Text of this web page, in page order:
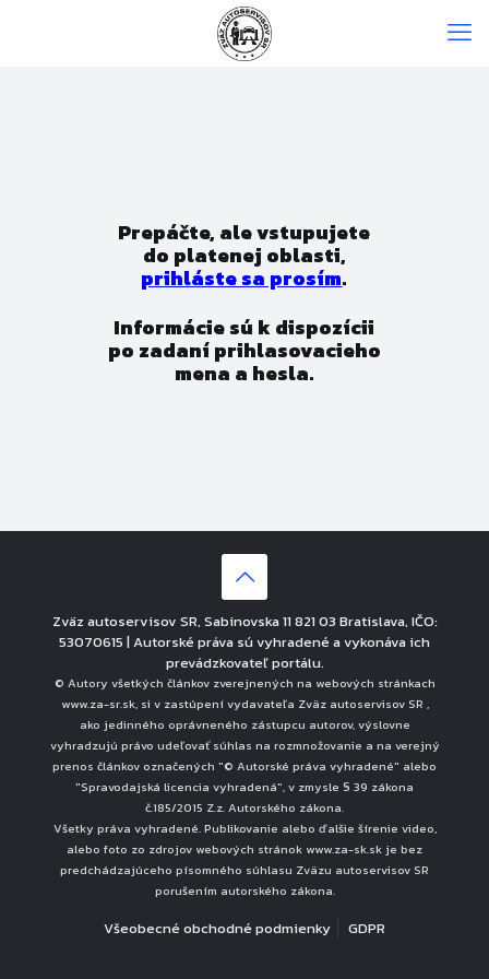
Prepáčte, ale vstupujete
do platenej oblasti,
prihláste sa prosím.
Informácie sú k dispozícii
po zadaní prihlasovacieho
mena a hesla.
Zväz autoservisov SR, Sabinovska 11 821 03 Bratislava, IČO:
53070615 | Autorské práva sú vyhradené a vykonáva ich
prevádzkovateľ portálu.
© Autory všetkých článkov zverejnených na webových stránkach
www.za-sr.sk, si v zastúpení vydavateľa Zväz autoservisov SR ,
ako jedinného oprávneného zástupcu autorov, výslovne
vyhradzujú právo udeľovať súhlas na rozmnožovanie a na verejný
prenos článkov označených "© Autorské práva vyhradené" alebo
"Spravodajská licencia vyhradená", v zmysle § 39 zákona
č.185/2015 Z.z. Autorského zákona.
Všetky práva vyhradené. Publikovanie alebo ďalšie šírenie video,
alebo foto zo zdrojov webových stránok www.za-sk.sk je bez
predchádzajúceho písomného súhlasu Zväzu autoservisov SR
porušením autorského zákona.
Všeobecné obchodné podmienky GDPR